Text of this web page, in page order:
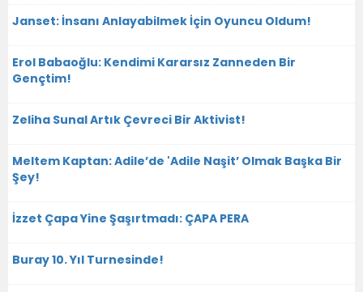
Janset: İnsanı Anlayabilmek İçin Oyuncu Oldum!
Erol Babaoğlu: Kendimi Kararsız Zanneden Bir
Gençtim!
Zeliha Sunal Artık Çevreci Bir Aktivist!
Meltem Kaptan: Adile’de 'Adile Naşit’ Olmak Başka Bir
Şey!
İzzet Çapa Yine Şaşırtmadı: ÇAPA PERA
Buray 10. Yıl Turnesinde!